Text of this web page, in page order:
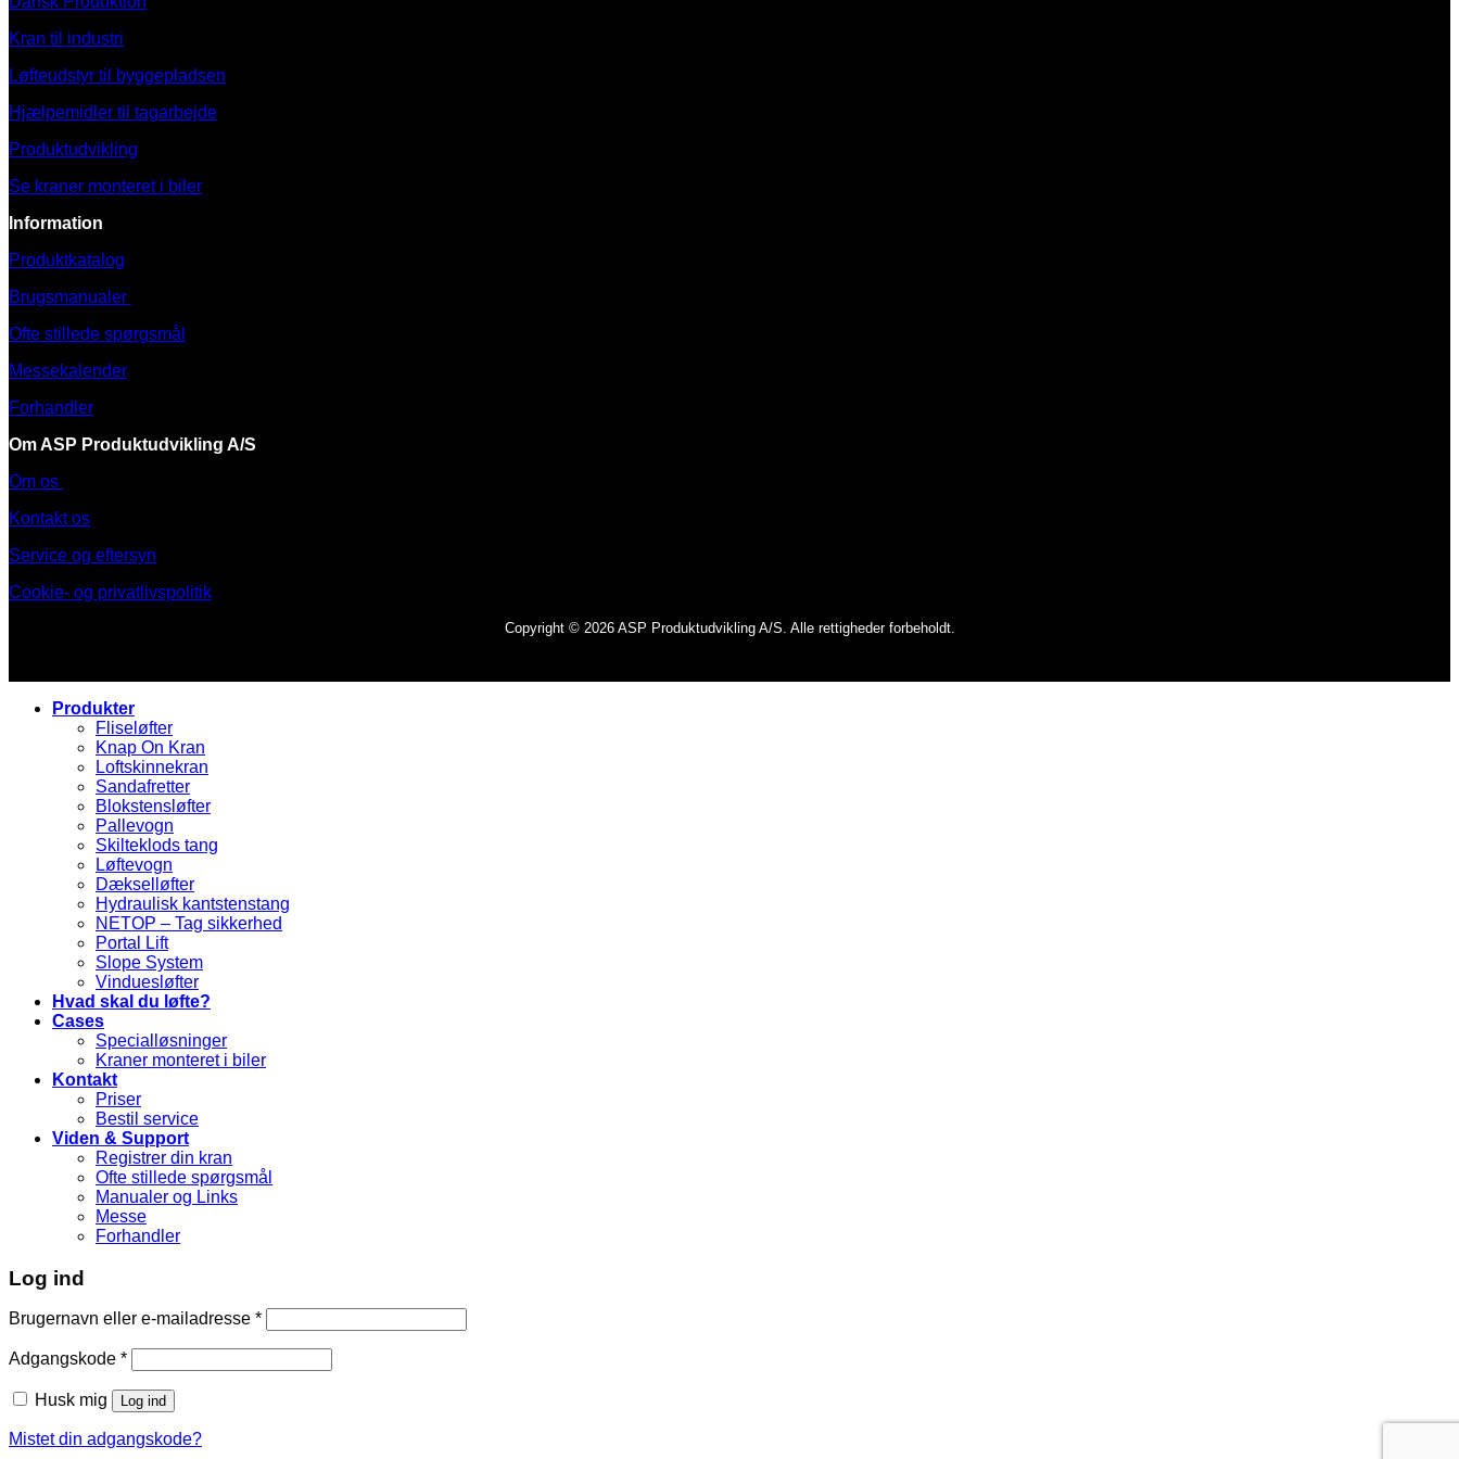
Kran til industri
Løfteudstyr til byggepladsen
Hjælpemidler til tagarbejde
Produktudvikling
Se kraner monteret i biler
Information
Produktkatalog
Brugsmanualer
Ofte stillede spørgsmål
Messekalender
Forhandler
Om ASP Produktudvikling A/S
Om os
Kontakt os
Service og eftersyn
Cookie- og privatlivspolitik
Copyright © 2026 ASP Produktudvikling A/S. Alle rettigheder forbeholdt.
Produkter
Fliseløfter
Knap On Kran
Loftskinnekran
Sandafretter
Blokstensløfter
Pallevogn
Skilteklods tang
Løftevogn
Dækselløfter
Hydraulisk kantstenstang
NETOP – Tag sikkerhed
Portal Lift
Slope System
Vinduesløfter
Hvad skal du løfte?
Cases
Specialløsninger
Kraner monteret i biler
Kontakt
Priser
Bestil service
Viden & Support
Registrer din kran
Ofte stillede spørgsmål
Manualer og Links
Messe
Forhandler
Log ind
Brugernavn eller e-mailadresse *
Adgangskode *
Husk mig Log ind
Mistet din adgangskode?